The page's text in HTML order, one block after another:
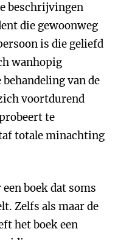
beschrijvingen
die gewoonweg
is die geliefd
wanhopig
van de
voortdurend
te
totale minachting
boek dat soms
Zelfs als maar de
het boek een